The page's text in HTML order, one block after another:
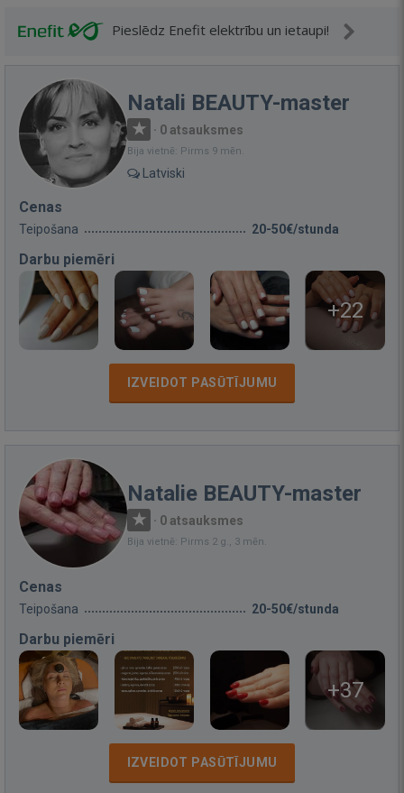
Pieslēdz Enefit elektrību un ietaupi!
Natali BEAUTY-master
· 0 atsauksmes
Bija vietnē: Pirms 9 mēn.
Latviski
Cenas
Teipošana 20-50€/stunda
Darbu piemēri
+22
IZVEIDOT PASŪTĪJUMU
Natalie BEAUTY-master
· 0 atsauksmes
Bija vietnē: Pirms 2 g., 3 mēn.
Cenas
Teipošana 20-50€/stunda
Darbu piemēri
+37
IZVEIDOT PASŪTĪJUMU